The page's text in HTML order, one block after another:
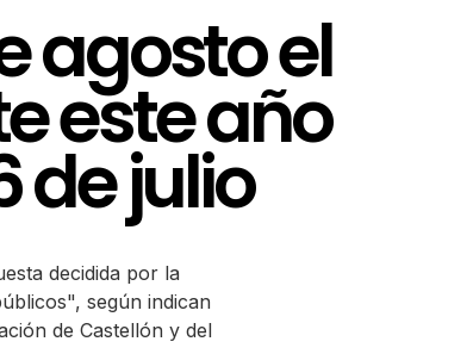
agosto el
este año
de julio
decidida por la
según indican
de Castellón y del